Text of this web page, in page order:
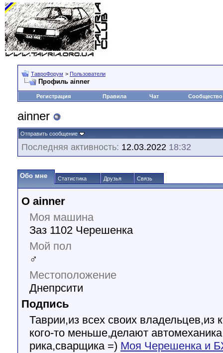
ТавроФорум > Пользователи
Профиль ainner
Регистрация Правила Чат Сообщество
ainner
Отправить сообщение
Последняя активность: 12.03.2022 18:32
Обо мне Статистика Друзья Связь
О ainner
Моя машина
Заз 1102 Черешенка
Мой пол
♂
Местоположение
Днепрсити
Подпись
Таврии,из всех своих владельцев,из
кого-то меньше,делают
рика,сварщика =) Моя Черешенка и